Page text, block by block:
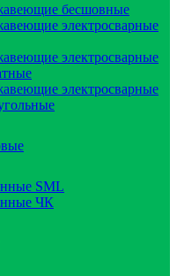
бесшовные
электросварные
электросварные
электросварные
SML
ЧК